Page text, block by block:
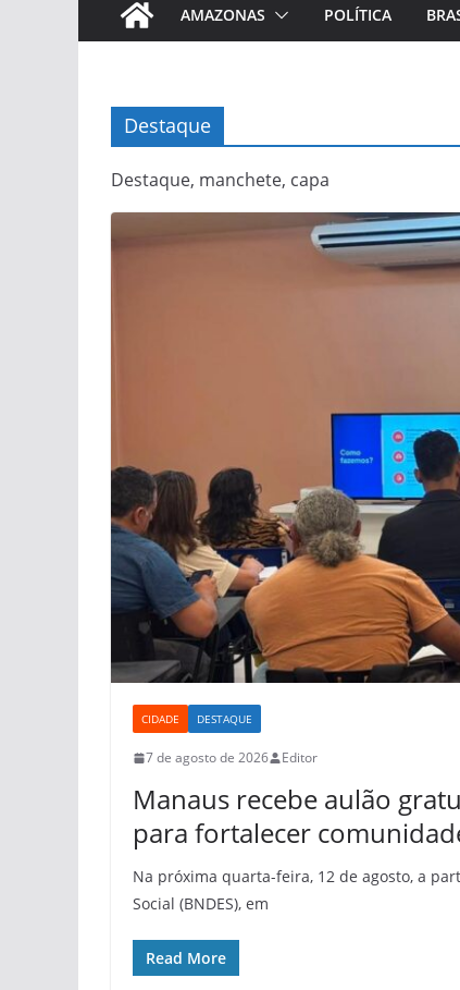
AMAZONAS POLÍTICA
Destaque
Destaque, manchete, capa
CIDADE DESTAQUE
7 de agosto de 2026 Editor
Manaus recebe aulão
para fortalecer
Na próxima quarta-feira, 12 de agosto, a
Social (BNDES), em
Read More